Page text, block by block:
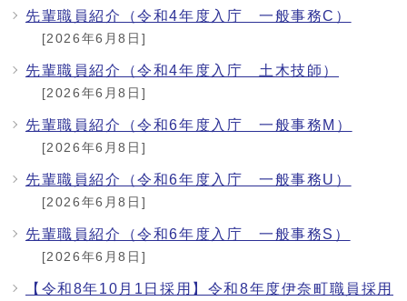
先輩職員紹介（令和4年度入庁 一般事務C）
[2026年6月8日]
先輩職員紹介（令和4年度入庁 土木技師）
[2026年6月8日]
先輩職員紹介（令和6年度入庁 一般事務M）
[2026年6月8日]
先輩職員紹介（令和6年度入庁 一般事務U）
[2026年6月8日]
先輩職員紹介（令和6年度入庁 一般事務S）
[2026年6月8日]
【令和8年10月1日採用】令和8年度伊奈町職員採用